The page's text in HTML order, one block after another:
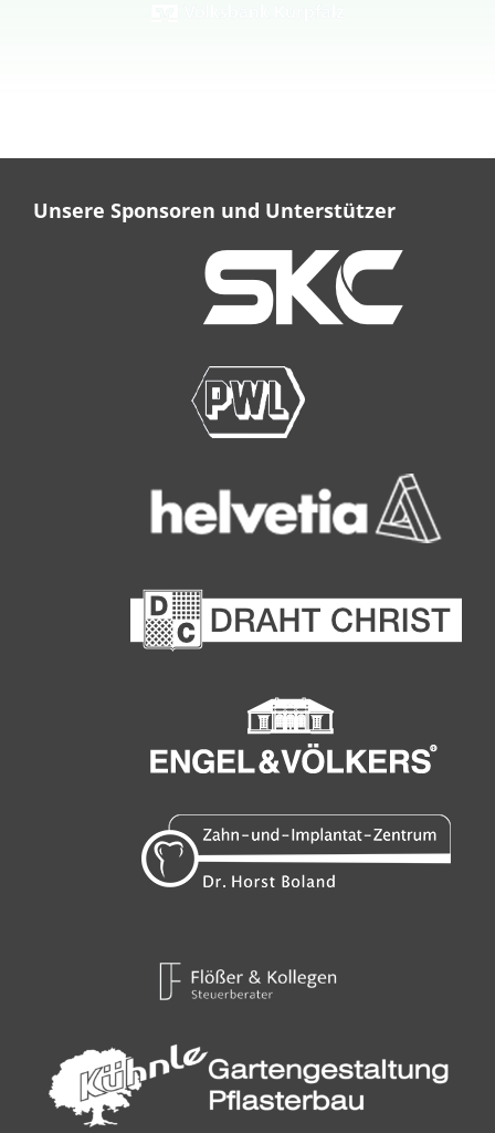
Unsere Sponsoren und Unterstützer